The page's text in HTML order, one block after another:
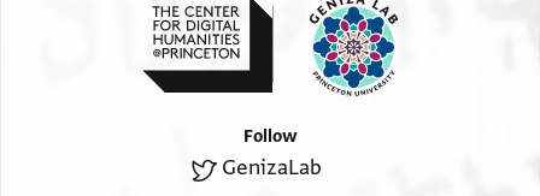
Follow
GenizaLab